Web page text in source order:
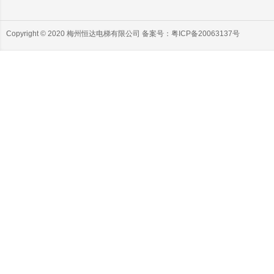
Copyright © 2020 梅州恒达电梯有限公司 备案号： 粤ICP备20063137号